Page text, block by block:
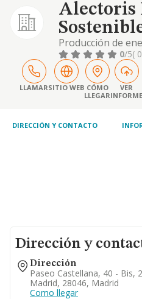
Alectoris
Producción de
eólico. producción
otros tipos.
0/5(
LLAMARSITIO WEB CÓMO
LLEGAR
VER
INFORME
DIRECCIÓN Y CONTACTO
Dirección y
Dirección
Paseo Castellana, 40 - Bis,
Madrid, 28046, Madrid
Como llegar